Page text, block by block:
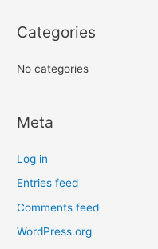
rCategories
No categories
Meta
Log in
Entries feed
Comments feed
WordPress.org